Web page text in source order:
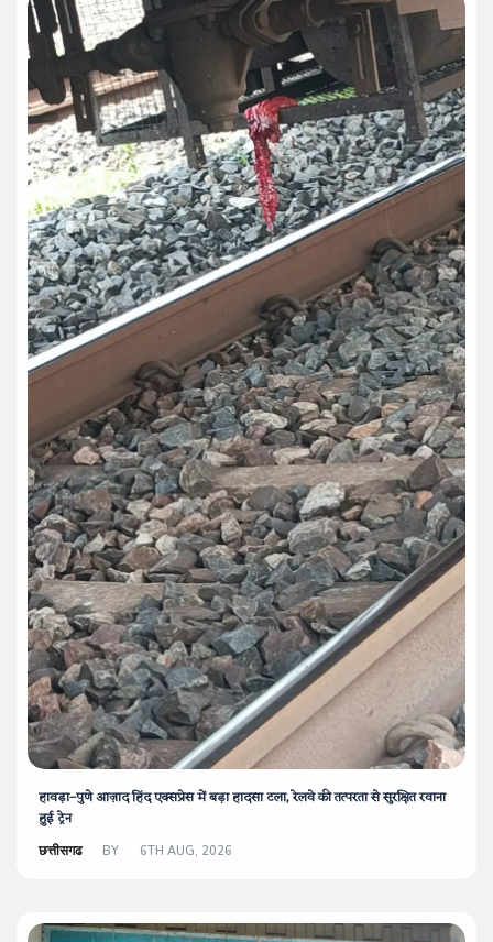
हावड़ा–पुणे आज़ाद हिंद एक्सप्रेस में बड़ा हादसा टला, रेलवे की तत्परता से सुरक्षित रवाना
हुई ट्रेन
छत्तीसगढ BY 6TH AUG, 2026